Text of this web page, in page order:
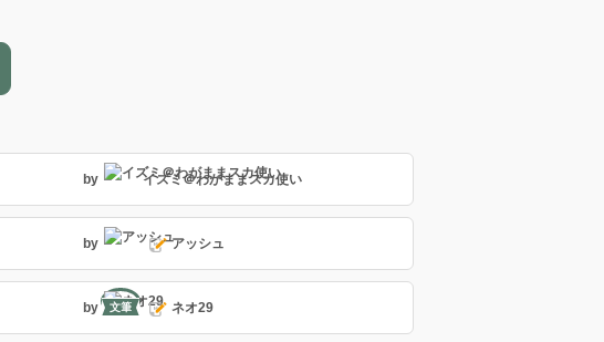
by イズミ＠わがままスカ使い
by アッシュ
by 文筆 ネオ29